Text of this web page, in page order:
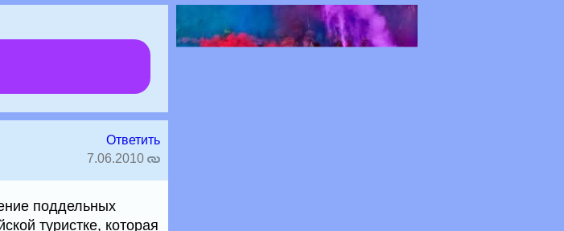
Ответить
7.06.2010
поддельных
туристке, которая